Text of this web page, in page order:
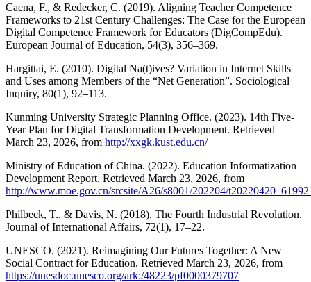
Caena, F., & Redecker, C. (2019). Aligning Teacher Competence
Frameworks to 21st Century Challenges: The Case for the European
Digital Competence Framework for Educators (DigCompEdu).
European Journal of Education, 54(3), 356–369.
Hargittai, E. (2010). Digital Na(t)ives? Variation in Internet Skills
and Uses among Members of the “Net Generation”. Sociological
Inquiry, 80(1), 92–113.
Kunming University Strategic Planning Office. (2023). 14th Five-
Year Plan for Digital Transformation Development. Retrieved
March 23, 2026, from http://xxgk.kust.edu.cn/
Ministry of Education of China. (2022). Education Informatization
Development Report. Retrieved March 23, 2026, from
http://www.moe.gov.cn/srcsite/A26/s8001/202204/
Philbeck, T., & Davis, N. (2018). The Fourth Industrial Revolution.
Journal of International Affairs, 72(1), 17–22.
UNESCO. (2021). Reimagining Our Futures Together: A New
Social Contract for Education. Retrieved March 23, 2026, from
https://unesdoc.unesco.org/ark:/48223/pf0000379707